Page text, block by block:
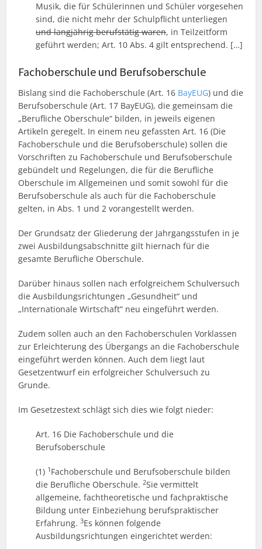
Musik, die für Schülerinnen und Schüler vorgesehen
sind, die nicht mehr der Schulpflicht unterliegen
und langjährig berufstätig waren, in Teilzeitform
geführt werden; Art. 10 Abs. 4 gilt entsprechend. […]
Fachoberschule und Berufsoberschule
Bislang sind die Fachoberschule (Art. 16 BayEUG) und die
Berufsoberschule (Art. 17 BayEUG), die gemeinsam die
„Berufliche Oberschule“ bilden, in jeweils eigenen
Artikeln geregelt. In einem neu gefassten Art. 16 (Die
Fachoberschule und die Berufsoberschule) sollen die
Vorschriften zu Fachoberschule und Berufsoberschule
gebündelt und Regelungen, die für die Berufliche
Oberschule im Allgemeinen und somit sowohl für die
Berufsoberschule als auch für die Fachoberschule
gelten, in Abs. 1 und 2 vorangestellt werden.
Der Grundsatz der Gliederung der Jahrgangsstufen in je
zwei Ausbildungsabschnitte gilt hiernach für die
gesamte Berufliche Oberschule.
Darüber hinaus sollen nach erfolgreichem Schulversuch
die Ausbildungsrichtungen „Gesundheit“ und
„Internationale Wirtschaft“ neu eingeführt werden.
Zudem sollen auch an den Fachoberschulen Vorklassen
zur Erleichterung des Übergangs an die Fachoberschule
eingeführt werden können. Auch dem liegt laut
Gesetzentwurf ein erfolgreicher Schulversuch zu
Grunde.
Im Gesetzestext schlägt sich dies wie folgt nieder:
Art. 16 Die Fachoberschule und die
Berufsoberschule
(1) 1 Fachoberschule und Berufsoberschule bilden
die Berufliche Oberschule.2Sie vermittelt
allgemeine, fachtheoretische und fachpraktische
Bildung unter Einbeziehung berufspraktischer
Erfahrung.3Es können folgende
Ausbildungsrichtungen eingerichtet werden: